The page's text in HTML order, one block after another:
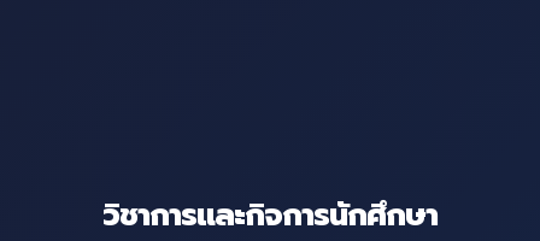
วิชาการและกิจการนักศึกษา